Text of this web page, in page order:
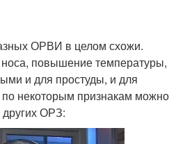
ОРВИ в целом схожи.
повышение температуры,
и для простуды, и для
некоторым признакам можно
других ОРЗ: